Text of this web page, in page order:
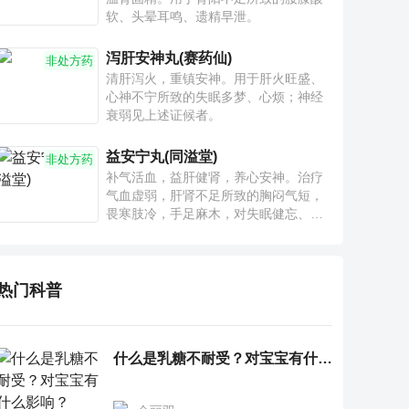
软、头晕耳鸣、遗精早泄。
非处方药 泻肝安神丸(赛药仙)
清肝泻火，重镇安神。用于肝火旺盛、
心神不宁所致的失眠多梦、心烦；神经
衰弱见上述证候者。
非处方药 益安宁丸(同溢堂)
补气活血，益肝健肾，养心安神。治疗
气血虚弱，肝肾不足所致的胸闷气短，
畏寒肢冷，手足麻木，对失眠健忘、神
门科普
什么是乳糖不耐受？对宝宝有什么影响？